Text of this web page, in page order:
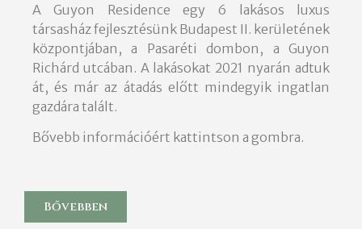
A Guyon Residence egy 6 lakásos luxus
társasház fejlesztésünk Budapest II. kerületének
központjában, a Pasaréti dombon, a Guyon
Richárd utcában. A lakásokat 2021 nyarán adtuk
át, és már az átadás előtt mindegyik ingatlan
gazdára talált.
Bővebb információért kattintson a gombra.
Bővebben